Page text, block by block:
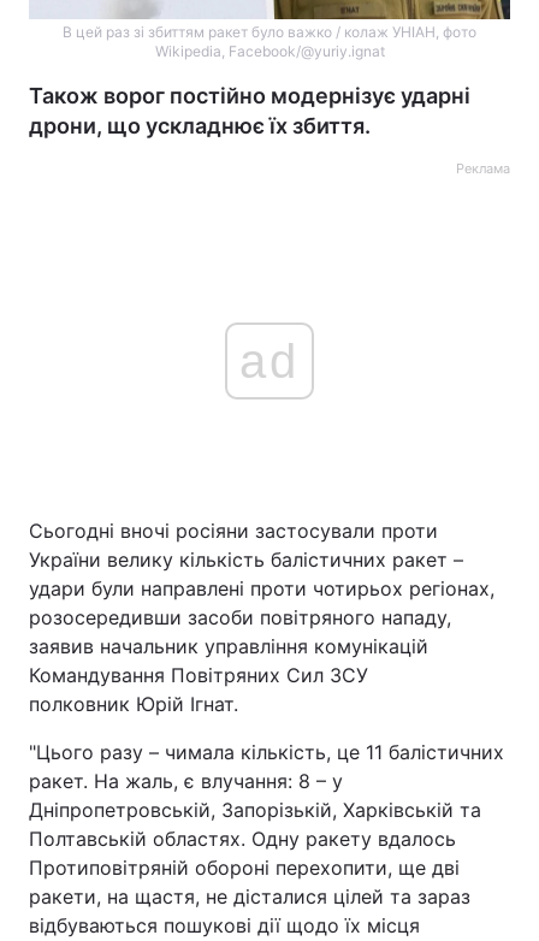
В цей раз зі збиттям ракет було важко / колаж УНІАН, фото
Wikipedia, Facebook/@yuriy.ignat
Також ворог постійно модернізує ударні
дрони, що ускладнює їх збиття.
Реклама
ad
Сьогодні вночі росіяни застосували проти
України велику кількість балістичних ракет –
удари були направлені проти чотирьох регіонах,
розосередивши засоби повітряного нападу,
заявив начальник управління комунікацій
Командування Повітряних Сил ЗСУ
полковник Юрій Ігнат.
"Цього разу – чимала кількість, це 11 балістичних
ракет. На жаль, є влучання: 8 – у
Дніпропетровській, Запорізькій, Харківській та
Полтавській областях. Одну ракету вдалось
Протиповітряній обороні перехопити, ще дві
ракети, на щастя, не дісталися цілей та зараз
відбуваються пошукові дії щодо їх місця